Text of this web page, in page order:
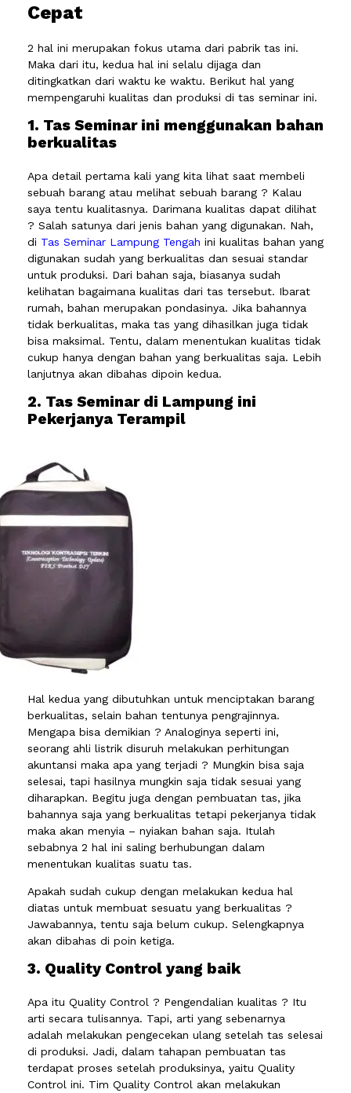
Cepat
2 hal ini merupakan fokus utama dari pabrik tas ini.
Maka dari itu, kedua hal ini selalu dijaga dan
ditingkatkan dari waktu ke waktu. Berikut hal yang
mempengaruhi kualitas dan produksi di tas seminar ini.
1. Tas Seminar ini menggunakan bahan
berkualitas
Apa detail pertama kali yang kita lihat saat membeli
sebuah barang atau melihat sebuah barang ? Kalau
saya tentu kualitasnya. Darimana kualitas dapat dilihat
? Salah satunya dari jenis bahan yang digunakan. Nah,
di Tas Seminar Lampung Tengah ini kualitas bahan yang
digunakan sudah yang berkualitas dan sesuai standar
untuk produksi. Dari bahan saja, biasanya sudah
kelihatan bagaimana kualitas dari tas tersebut. Ibarat
rumah, bahan merupakan pondasinya. Jika bahannya
tidak berkualitas, maka tas yang dihasilkan juga tidak
bisa maksimal. Tentu, dalam menentukan kualitas tidak
cukup hanya dengan bahan yang berkualitas saja. Lebih
lanjutnya akan dibahas dipoin kedua.
2. Tas Seminar di Lampung ini
Pekerjanya Terampil
Hal kedua yang dibutuhkan untuk menciptakan barang
berkualitas, selain bahan tentunya pengrajinnya.
Mengapa bisa demikian ? Analoginya seperti ini,
seorang ahli listrik disuruh melakukan perhitungan
akuntansi maka apa yang terjadi ? Mungkin bisa saja
selesai, tapi hasilnya mungkin saja tidak sesuai yang
diharapkan. Begitu juga dengan pembuatan tas, jika
bahannya saja yang berkualitas tetapi pekerjanya tidak
maka akan menyia – nyiakan bahan saja. Itulah
sebabnya 2 hal ini saling berhubungan dalam
menentukan kualitas suatu tas.
Apakah sudah cukup dengan melakukan kedua hal
diatas untuk membuat sesuatu yang berkualitas ?
Jawabannya, tentu saja belum cukup. Selengkapnya
akan dibahas di poin ketiga.
3. Quality Control yang baik
Apa itu Quality Control ? Pengendalian kualitas ? Itu
arti secara tulisannya. Tapi, arti yang sebenarnya
adalah melakukan pengecekan ulang setelah tas selesai
di produksi. Jadi, dalam tahapan pembuatan tas
terdapat proses setelah produksinya, yaitu Quality
Control ini. Tim Quality Control akan melakukan